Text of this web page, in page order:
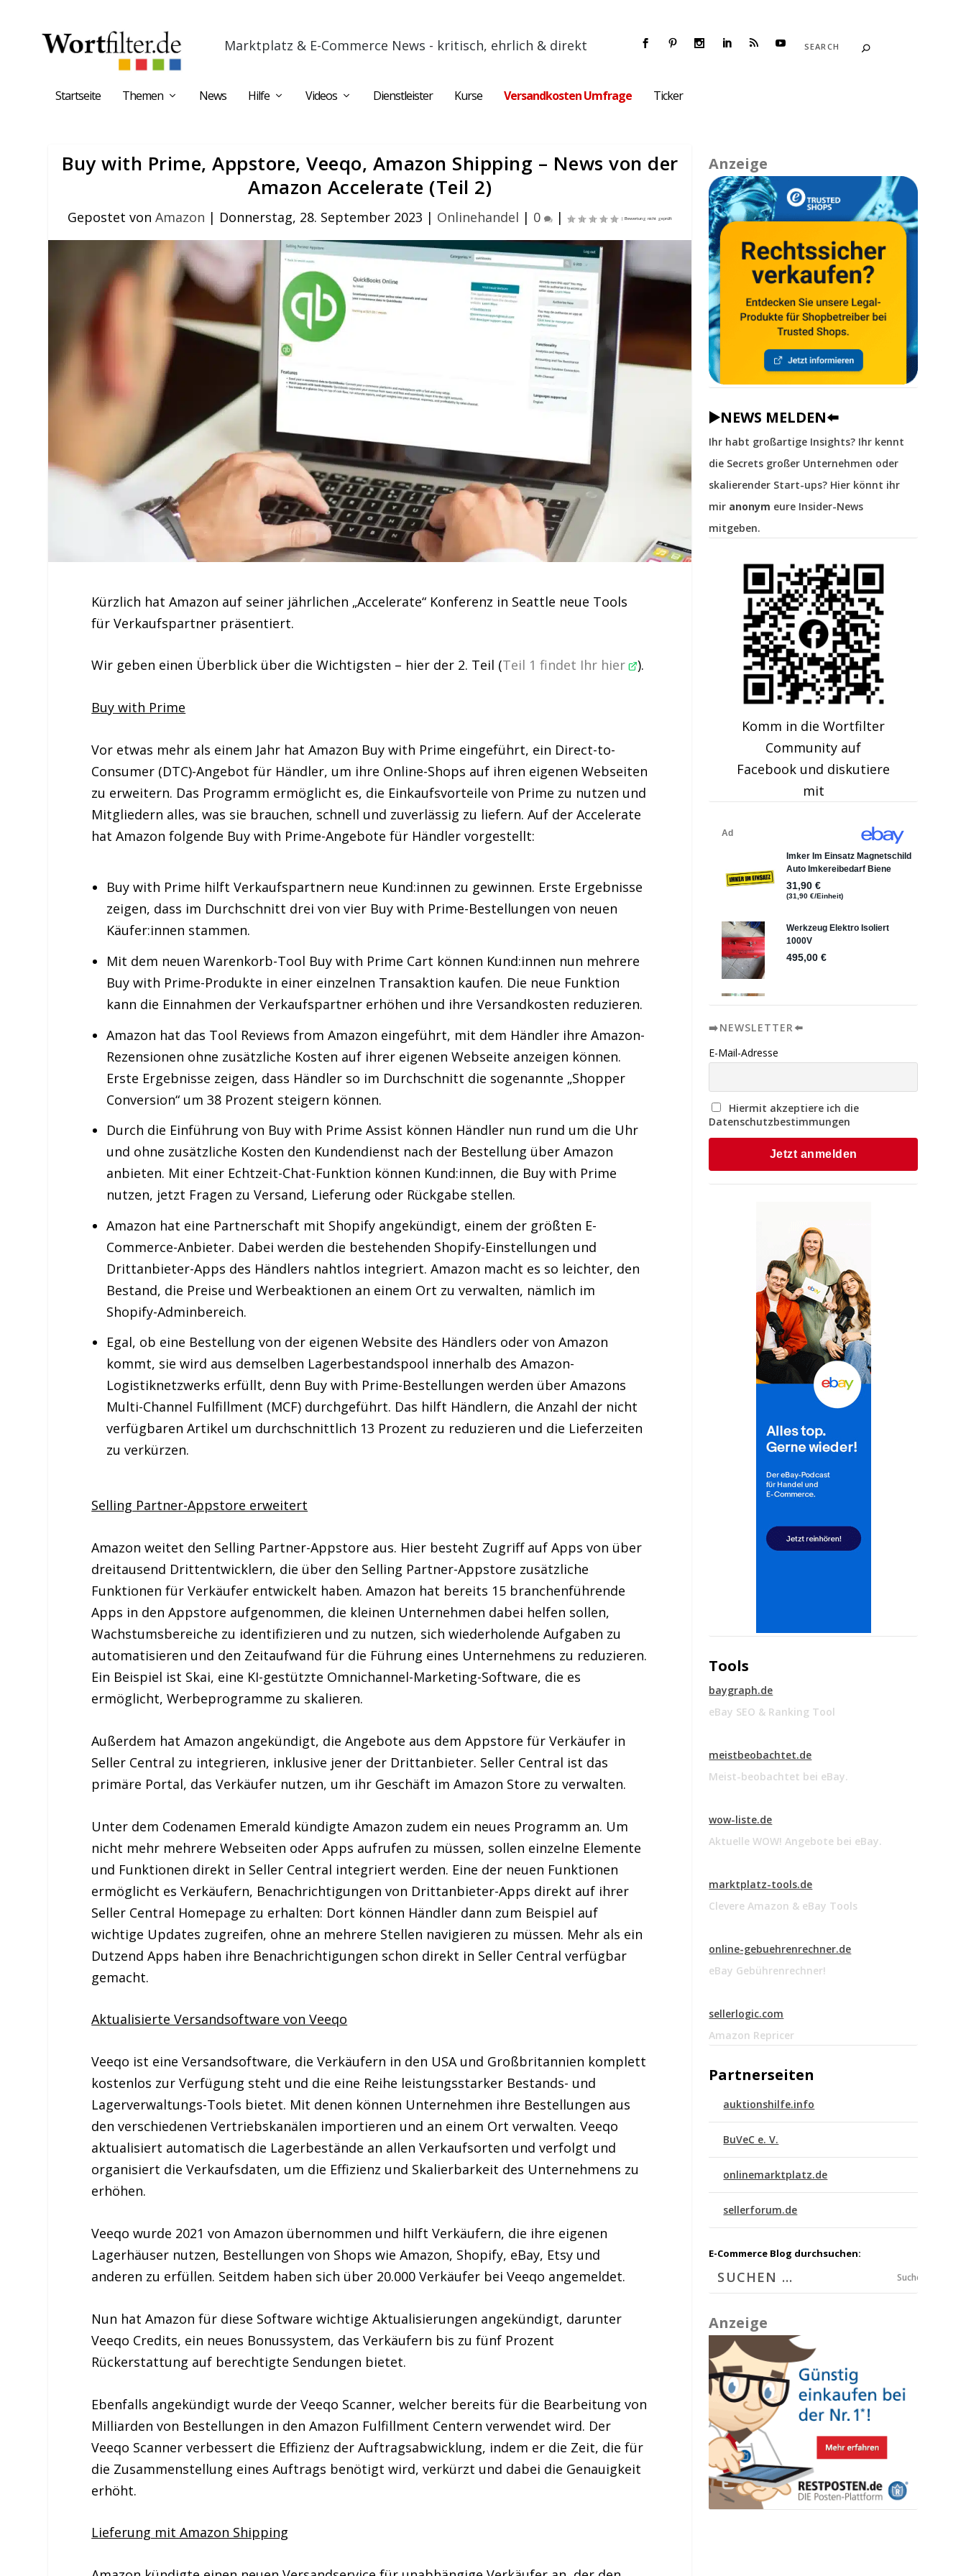
Marktplatz & E-Commerce News - kritisch, ehrlich & direkt
Startseite Themen News Hilfe Videos Dienstleister Kurse Versandkosten Umfrage Ticker
Buy with Prime, Appstore, Veeqo, Amazon Shipping – News von der
Amazon Accelerate (Teil 2)
Gepostet vonAmazon | Donnerstag, 28. September 2023 | Onlinehandel | 0 |
Kürzlich hat Amazon auf seiner jährlichen „Accelerate“ Konferenz in Seattle neue Tools
für Verkaufspartner präsentiert.
Wir geben einen Überblick über die Wichtigsten – hier der 2. Teil (Teil 1 findet Ihr hier ).
Buy with Prime
Vor etwas mehr als einem Jahr hat Amazon Buy with Prime eingeführt, ein Direct-to-
Consumer (DTC)-Angebot für Händler, um ihre Online-Shops auf ihren eigenen Webseiten
zu erweitern. Das Programm ermöglicht es, die Einkaufsvorteile von Prime zu nutzen und
Mitgliedern alles, was sie brauchen, schnell und zuverlässig zu liefern. Auf der Accelerate
hat Amazon folgende Buy with Prime-Angebote für Händler vorgestellt:
Buy with Prime hilft Verkaufspartnern neue Kund:innen zu gewinnen. Erste Ergebnisse
zeigen, dass im Durchschnitt drei von vier Buy with Prime-Bestellungen von neuen
Käufer:innen stammen.
Mit dem neuen Warenkorb-Tool Buy with Prime Cart können Kund:innen nun mehrere
Buy with Prime-Produkte in einer einzelnen Transaktion kaufen. Die neue Funktion
kann die Einnahmen der Verkaufspartner erhöhen und ihre Versandkosten reduzieren.
Amazon hat das Tool Reviews from Amazon eingeführt, mit dem Händler ihre Amazon-
Rezensionen ohne zusätzliche Kosten auf ihrer eigenen Webseite anzeigen können.
Erste Ergebnisse zeigen, dass Händler so im Durchschnitt die sogenannte „Shopper
Conversion“ um 38 Prozent steigern können.
Durch die Einführung von Buy with Prime Assist können Händler nun rund um die Uhr
und ohne zusätzliche Kosten den Kundendienst nach der Bestellung über Amazon
anbieten. Mit einer Echtzeit-Chat-Funktion können Kund:innen, die Buy with Prime
nutzen, jetzt Fragen zu Versand, Lieferung oder Rückgabe stellen.
Amazon hat eine Partnerschaft mit Shopify angekündigt, einem der größten E-
Commerce-Anbieter. Dabei werden die bestehenden Shopify-Einstellungen und
Drittanbieter-Apps des Händlers nahtlos integriert. Amazon macht es so leichter, den
Bestand, die Preise und Werbeaktionen an einem Ort zu verwalten, nämlich im
Shopify-Adminbereich.
Egal, ob eine Bestellung von der eigenen Website des Händlers oder von Amazon
kommt, sie wird aus demselben Lagerbestandspool innerhalb des Amazon-
Logistiknetzwerks erfüllt, denn Buy with Prime-Bestellungen werden über Amazons
Multi-Channel Fulfillment (MCF) durchgeführt. Das hilft Händlern, die Anzahl der nicht
verfügbaren Artikel um durchschnittlich 13 Prozent zu reduzieren und die Lieferzeiten
zu verkürzen.
Selling Partner-Appstore erweitert
Amazon weitet den Selling Partner-Appstore aus. Hier besteht Zugriff auf Apps von über
dreitausend Drittentwicklern, die über den Selling Partner-Appstore zusätzliche
Funktionen für Verkäufer entwickelt haben. Amazon hat bereits 15 branchenführende
Apps in den Appstore aufgenommen, die kleinen Unternehmen dabei helfen sollen,
Wachstumsbereiche zu identifizieren und zu nutzen, sich wiederholende Aufgaben zu
automatisieren und den Zeitaufwand für die Führung eines Unternehmens zu reduzieren.
Ein Beispiel ist Skai, eine KI-gestützte Omnichannel-Marketing-Software, die es
ermöglicht, Werbeprogramme zu skalieren.
Außerdem hat Amazon angekündigt, die Angebote aus dem Appstore für Verkäufer in
Seller Central zu integrieren, inklusive jener der Drittanbieter. Seller Central ist das
primäre Portal, das Verkäufer nutzen, um ihr Geschäft im Amazon Store zu verwalten.
Unter dem Codenamen Emerald kündigte Amazon zudem ein neues Programm an. Um
nicht mehr mehrere Webseiten oder Apps aufrufen zu müssen, sollen einzelne Elemente
und Funktionen direkt in Seller Central integriert werden. Eine der neuen Funktionen
ermöglicht es Verkäufern, Benachrichtigungen von Drittanbieter-Apps direkt auf ihrer
Seller Central Homepage zu erhalten: Dort können Händler dann zum Beispiel auf
wichtige Updates zugreifen, ohne an mehrere Stellen navigieren zu müssen. Mehr als ein
Dutzend Apps haben ihre Benachrichtigungen schon direkt in Seller Central verfügbar
gemacht.
Aktualisierte Versandsoftware von Veeqo
Veeqo ist eine Versandsoftware, die Verkäufern in den USA und Großbritannien komplett
kostenlos zur Verfügung steht und die eine Reihe leistungsstarker Bestands- und
Lagerverwaltungs-Tools bietet. Mit denen können Unternehmen ihre Bestellungen aus
den verschiedenen Vertriebskanälen importieren und an einem Ort verwalten. Veeqo
aktualisiert automatisch die Lagerbestände an allen Verkaufsorten und verfolgt und
organisiert die Verkaufsdaten, um die Effizienz und Skalierbarkeit des Unternehmens zu
erhöhen.
Veeqo wurde 2021 von Amazon übernommen und hilft Verkäufern, die ihre eigenen
Lagerhäuser nutzen, Bestellungen von Shops wie Amazon, Shopify, eBay, Etsy und
anderen zu erfüllen. Seitdem haben sich über 20.000 Verkäufer bei Veeqo angemeldet.
Nun hat Amazon für diese Software wichtige Aktualisierungen angekündigt, darunter
Veeqo Credits, ein neues Bonussystem, das Verkäufern bis zu fünf Prozent
Rückerstattung auf berechtigte Sendungen bietet.
Ebenfalls angekündigt wurde der Veeqo Scanner, welcher bereits für die Bearbeitung von
Milliarden von Bestellungen in den Amazon Fulfillment Centern verwendet wird. Der
Veeqo Scanner verbessert die Effizienz der Auftragsabwicklung, indem er die Zeit, die für
die Zusammenstellung eines Auftrags benötigt wird, verkürzt und dabei die Genauigkeit
erhöht.
Lieferung mit Amazon Shipping
Anzeige
▶️NEWS MELDEN⬅️
Ihr habt großartige Insights? Ihr kennt
die Secrets großer Unternehmen oder
skalierender Start-ups? Hier könnt ihr
mir anonym eure Insider-News
mitgeben.
Komm in die Wortfilter
Community auf
Facebook und diskutiere
mit
➡️NEWSLETTER⬅️
E-Mail-Adresse
Hiermit akzeptiere ich die
Datenschutzbestimmungen
Tools
baygraph.de
eBay SEO & Ranking Tool
meistbeobachtet.de
Meist-beobachtet bei eBay.
wow-liste.de
Aktuelle WOW! Angebote bei eBay.
marktplatz-tools.de
Clevere Amazon & eBay Tools
online-gebuehrenrechner.de
eBay Gebührenrechner!
sellerlogic.com
Amazon Repricer
Partnerseiten
auktionshilfe.info
BuVeC e. V.
onlinemarktplatz.de
sellerforum.de
E-Commerce Blog durchsuchen:
Suchen
Anzeige